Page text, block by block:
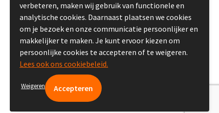
Paraplu's & Poncho's
Paraplu's
Handmatige paraplu's bedrukken
Automatische paraplu's bedrukken
© Copyright La Parada 2008-2026
verbeteren, maken wij gebruik van functionele en
analytische cookies. Daarnaast plaatsen we cookies
om je bezoek en onze communicatie persoonlijker en
makkelijker te maken. Je kunt ervoor kiezen om
persoonlijke cookies te accepteren of te weigeren.
Lees ook ons cookiebeleid.
Weigeren